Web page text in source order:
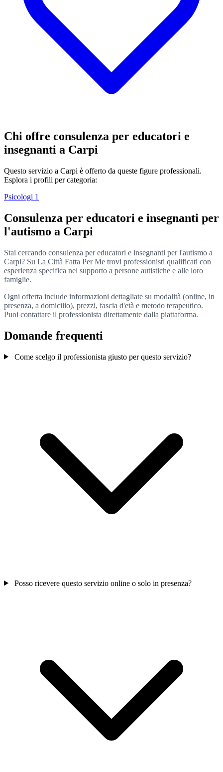
Chi offre consulenza per educatori e
insegnanti a Carpi
Questo servizio a Carpi è offerto da queste figure professionali.
Esplora i profili per categoria:
Psicologi 1
Consulenza per educatori e insegnanti per
l'autismo a Carpi
Stai cercando consulenza per educatori e insegnanti per l'autismo a
Carpi? Su La Città Fatta Per Me trovi professionisti qualificati con
esperienza specifica nel supporto a persone autistiche e alle loro
famiglie.
Ogni offerta include informazioni dettagliate su modalità (online, in
presenza, a domicilio), prezzi, fascia d'età e metodo terapeutico.
Puoi contattare il professionista direttamente dalla piattaforma.
Domande frequenti
Come scelgo il professionista giusto per questo servizio?
Posso ricevere questo servizio online o solo in presenza?